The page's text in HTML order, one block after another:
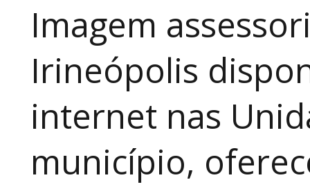
Imagem
Irineópolis
internet nas
município,